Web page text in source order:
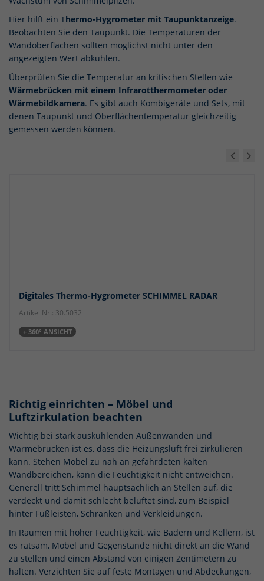
Hier hilft ein Thermo-Hygrometer mit Taupunktanzeige.
Beobachten Sie den Taupunkt. Die Temperaturen der
Wandoberflächen sollten möglichst nicht unter den
angezeigten Wert abkühlen.
Überprüfen Sie die Temperatur an kritischen Stellen wie
Wärmebrücken mit einem Infrarotthermometer oder
Wärmebildkamera. Es gibt auch Kombigeräte und Sets, mit
denen Taupunkt und Oberflächentemperatur gleichzeitig
gemessen werden können.
Digitales Thermo-Hygrometer SCHIMMEL RADAR
Artikel Nr.: 30.5032
+ 360° ANSICHT
Richtig einrichten – Möbel und
Luftzirkulation beachten
Wichtig bei stark auskühlenden Außenwänden und
Wärmebrücken ist es, dass die Heizungsluft frei zirkulieren
kann. Stehen Möbel zu nah an gefährdeten kalten
Wandbereichen, kann die Feuchtigkeit nicht entweichen.
Generell tritt Schimmel hauptsächlich an Stellen auf, die
verdeckt und damit schlecht belüftet sind, zum Beispiel
hinter Fußleisten, Schränken und Verkleidungen.
In Räumen mit hoher Feuchtigkeit, wie Bädern und Kellern, ist
es ratsam, Möbel und Gegenstände nicht direkt an die Wand
zu stellen und einen Abstand von einigen Zentimetern zu
halten. Verzichten Sie auf feste Montagen und Abdeckungen,